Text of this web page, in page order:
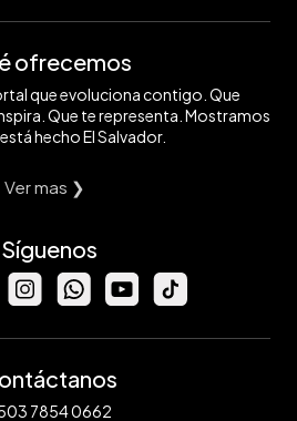
ofrecemos
que evoluciona contigo. Que
Que te representa. Mostramos
hecho El Salvador.
Ver mas ❯
Síguenos
7854 0662